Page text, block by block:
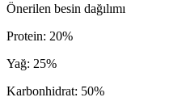
Önerilen besin dağılımı
Protein: 20%
Yağ: 25%
Karbonhidrat: 50%